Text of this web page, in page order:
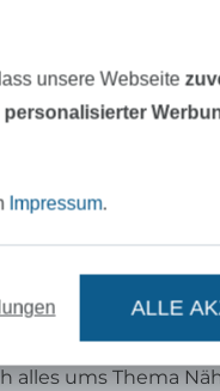
bin ich im schönen
Blog
alles ums Thema
unsere Webseite
personalisierter
Impressum.
ALLE